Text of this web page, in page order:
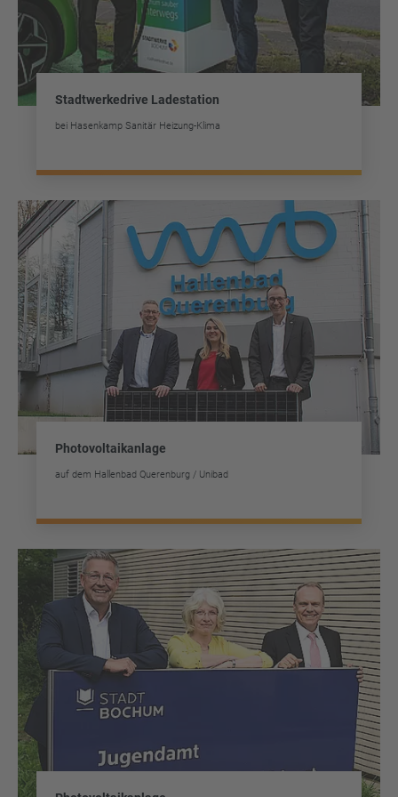
Stadtwerkedrive Ladestation
bei Hasenkamp Sanitär Heizung-Klima
Photovoltaikanlage
auf dem Hallenbad Querenburg / Unibad